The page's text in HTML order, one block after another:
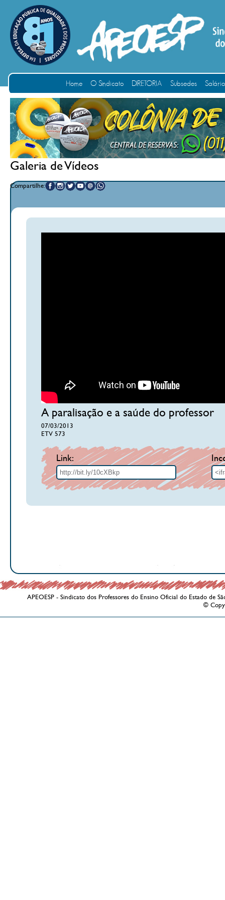
Home O Sindicato DIRETORIA Subsedes
Galeria de Vídeos
Compartilhe:
A paralisação e a saúde do professor
07/03/2013
ETV 573
Link:
APEOESP - Sindicato dos Professores do Ensino Oficial do Estado de
©